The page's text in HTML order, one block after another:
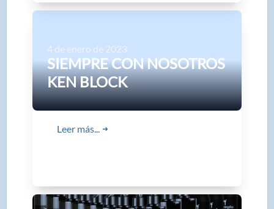
SIEMPRE CON NOSOTROS
KEN BLOCK
4 de enero de 2023
Leer más... ➜